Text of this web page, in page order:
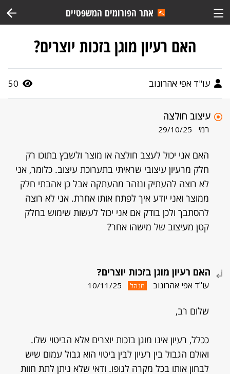
אתר הפורומים המשפטיים
האם רעיון מוגן בזכות יוצרים?
עו"ד אפי אהרונוב 50
עיצוב חולצה
רמי 29/10/25
האם אני יכול לעצב חולצה או מוצר ולשבץ בתוכו רק
חלק מרעיון עיצובי שראיתי בתערוכת עיצוב. כלומר, אני
לא רוצה להעתיק ונזהר מהעתקה אבל כן אהבתי חלק
ממוצר ואני יודע איך לפתח אותו אחרת. אני לא רוצה
להסתבך ולכן בודק אם אני יכול לעשות שימוש בחלק
קטן מעיצוב של מישהו אחר?
האם רעיון מוגן בזכות יוצרים?
עו"ד אפי אהרונוב מנהל 10/11/25
שלום רב,
ככלל, רעיון אינו מוגן בזכות יוצרים אלא הביטוי שלו.
ואולם הגבול בין רעיון לבין ביטוי הוא גבול עמום שיש
לבחון אותו בכל מקרה לגופו. ודאי שלא ניתן לתת חוות